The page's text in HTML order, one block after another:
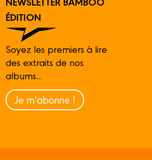
ÉDITION
Soyez les premiers à lire
des extraits de nos
albums...
Je m'abonne !